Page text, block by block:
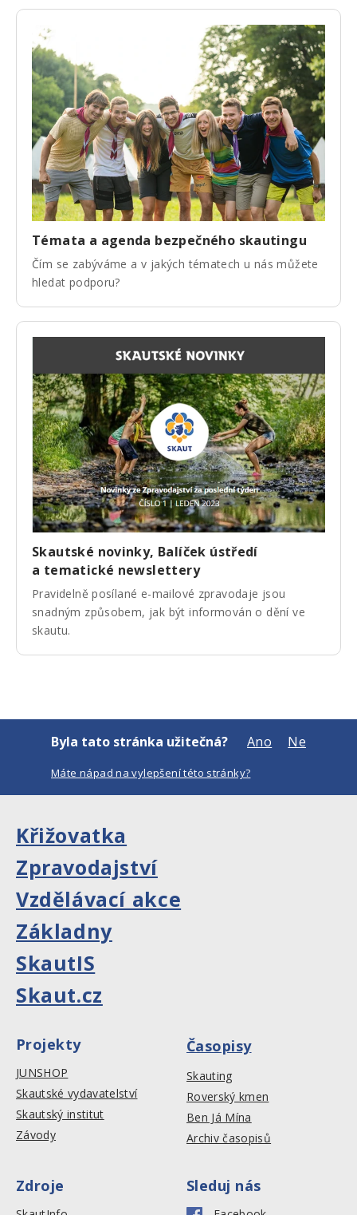
Témata a agenda bezpečného skautingu
Čím se zabýváme a v jakých tématech u nás můžete
hledat podporu?
Skautské novinky, Balíček ústředí
a tematické newslettery
Pravidelně posílané e-mailové zpravodaje jsou
snadným způsobem, jak být informován o dění ve
skautu.
Byla tato stránka užitečná? Ano Ne
Máte nápad na vylepšení této stránky?
Křižovatka
Zpravodajství
Vzdělávací akce
Základny
SkautIS
Skaut.cz
Projekty
JUNSHOP
Skautské vydavatelství
Skautský institut
Závody
Časopisy
Skauting
Roverský kmen
Ben Já Mína
Archiv časopisů
Zdroje Sleduj nás